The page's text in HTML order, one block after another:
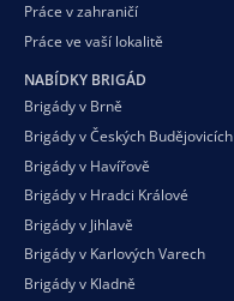
Práce v zahraničí
Práce ve vaší lokalitě
NABÍDKY BRIGÁD
Brigády v Brně
Brigády v Českých Budějovicích
Brigády v Havířově
Brigády v Hradci Králové
Brigády v Jihlavě
Brigády v Karlových Varech
Brigády v Kladně